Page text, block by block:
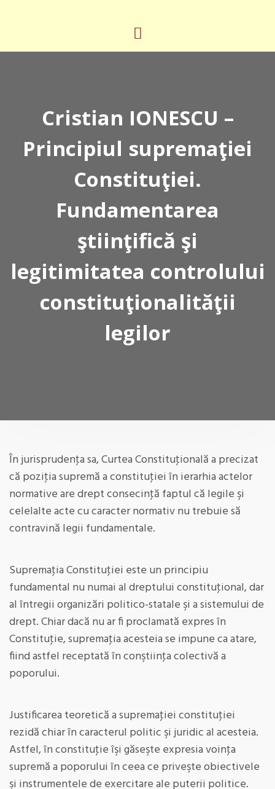
Cristian IONESCU –
Principiul supremaţiei
Constituţiei.
Fundamentarea
ştiinţifică şi
legitimitatea controlului
constituţionalităţii
legilor
În jurisprudenţa sa, Curtea Constituţională a precizat
că poziţia supremă a constituţiei în ierarhia actelor
normative are drept consecinţă faptul că legile şi
celelalte acte cu caracter normativ nu trebuie să
contravină legii fundamentale.
Supremaţia Constituţiei este un principiu
fundamental nu numai al dreptului constituţional, dar
al întregii organizări politico-statale şi a sistemului de
drept. Chiar dacă nu ar fi proclamată expres în
Constituţie, supremaţia acesteia se impune ca atare,
fiind astfel receptată în conştiinţa colectivă a
poporului.
Justificarea teoretică a supremaţiei constituţiei
rezidă chiar în caracterul politic şi juridic al acesteia.
Astfel, în constituţie îşi găseşte expresia voinţa
supremă a poporului în ceea ce priveşte obiectivele
şi instrumentele de exercitare ale puterii politice.